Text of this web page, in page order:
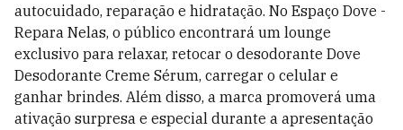
autocuidado, reparação e hidratação. No Espaço Dove -
Repara Nelas, o público encontrará um lounge
exclusivo para relaxar, retocar o desodorante Dove
Desodorante Creme Sérum, carregar o celular e
ganhar brindes. Além disso, a marca promoverá uma
ativação surpresa e especial durante a apresentação